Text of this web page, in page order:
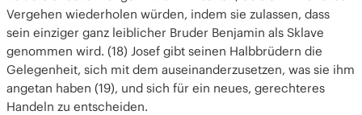
Vergehen wiederholen würden, indem sie zulassen, dass
sein einziger ganz leiblicher Bruder Benjamin als Sklave
genommen wird. (18) Josef gibt seinen Halbbrüdern die
Gelegenheit, sich mit dem auseinanderzusetzen, was sie ihm
angetan haben (19), und sich für ein neues, gerechteres
Handeln zu entscheiden.